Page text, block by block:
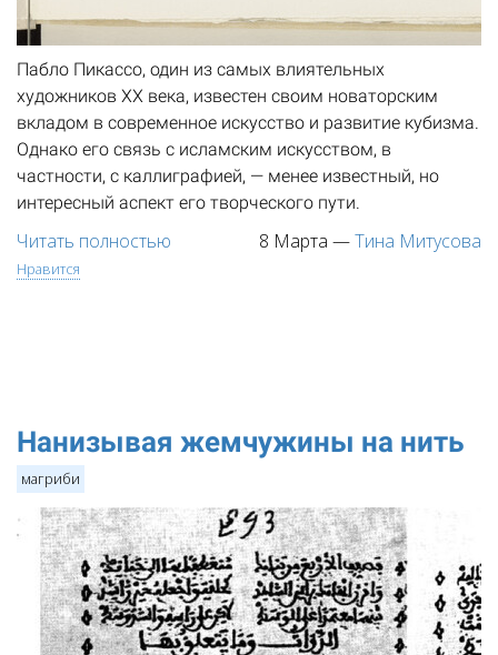
Пабло Пикассо, один из самых влиятельных
художников XX века, известен своим новаторским
вкладом в современное искусство и развитие кубизма.
Однако его связь с исламским искусством, в
частности, с каллиграфией, — менее известный, но
интересный аспект его творческого пути.
Читать полностью 8 Марта —Тина Митусова
Нравится
Нанизывая жемчужины на нить
магриби